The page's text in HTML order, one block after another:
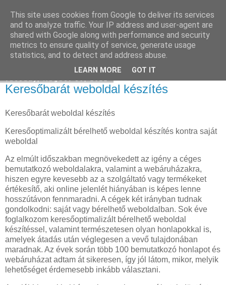
Eladó Seat
Keresőbarát weboldal készítés
Keresőbarát weboldal készítés
Keresőoptimalizált bérelhető weboldal készítés kontra saját
weboldal
Az elmúlt időszakban megnövekedett az igény a céges
bemutatkozó weboldalakra, valamint a webáruházakra,
hiszen egyre kevesebb az a szolgáltató vagy termékeket
értékesítő, aki online jelenlét hiányában is képes lenne
hosszútávon fennmaradni. A cégek két irányban tudnak
gondolkodni: saját vagy bérelhető weboldalban. Sok éve
foglalkozom keresőoptimalizált bérelhető weboldal
készítéssel, valamint természetesen olyan honlapokkal is,
amelyek átadás után véglegesen a vevő tulajdonában
maradnak. Az évek során több 100 bemutatkozó honlapot és
webáruházat adtam át sikeresen, így jól látom, mikor, melyik
lehetőséget érdemesebb inkább választani.
This site uses cookies from Google to deliver its services
and to analyze traffic. Your IP address and user-agent are
shared with Google along with performance and security
metrics to ensure quality of service, generate usage
statistics, and to detect and address abuse.
LEARN MORE GOT IT